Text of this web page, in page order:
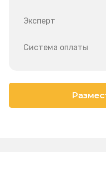
Эксперт
Система оплаты